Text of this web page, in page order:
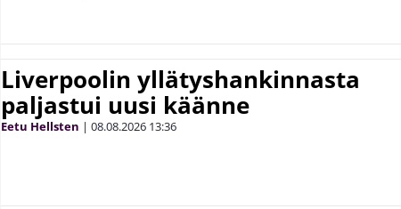
Liverpoolin yllätyshankinnasta
paljastui uusi käänne
Eetu Hellsten | 08.08.2026 13:36